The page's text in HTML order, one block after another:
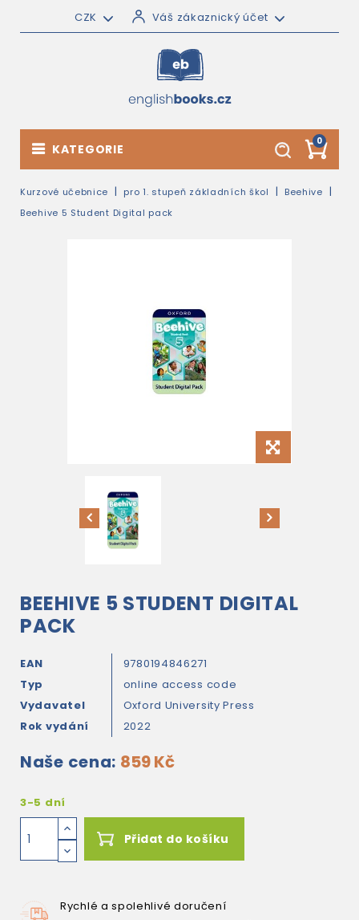
CZK Váš zákaznický účet
0
KATEGORIE
Kurzové učebnice pro 1. stupeň základních škol
Beehive
Beehive 5 Student Digital pack
BEEHIVE 5 STUDENT DIGITAL
PACK
EAN
9780194846271
Typ
online access code
Vydavatel
Oxford University Press
Rok vydání
2022
Naše cena: 859 Kč
3-5 dní
Přidat do košíku
Rychlé a spolehlivé doručení